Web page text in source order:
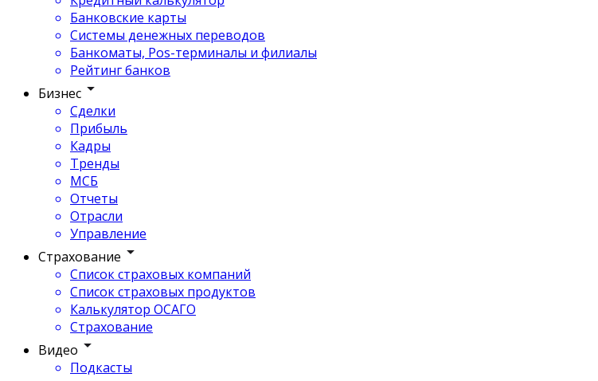
Банковские карты
Системы денежных переводов
Банкоматы, Pos-терминалы и филиалы
Рейтинг банков
Бизнес
Сделки
Прибыль
Кадры
Тренды
МСБ
Отчеты
Отрасли
Управление
Страхование
Список страховых компаний
Список страховых продуктов
Калькулятор ОСАГО
Страхование
Видео
Подкасты